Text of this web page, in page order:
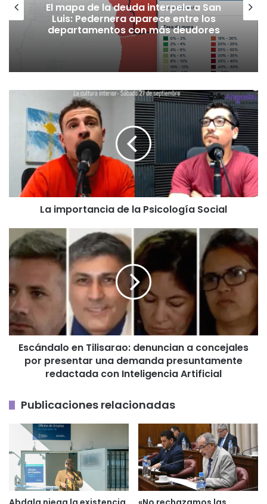
El mapa de la deuda interpela a San
Luis: Pedernera aparece entre los
departamentos con más deudores
importancia
Psicología
Social
La importancia de la Psicología Social
Escándalo
en
Tilisarao:
a
concejales
por
presentar
una
demanda
presuntamente
Artificial
Escándalo en Tilisarao: denuncian a concejales
por presentar una demanda presuntamente
redactada con Inteligencia Artificial
Publicaciones relacionadas